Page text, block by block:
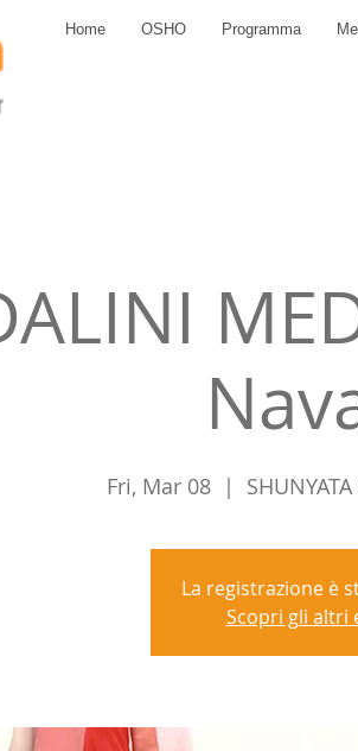
Home OSHO Programma
Fri, Mar 08
  |
La registrazione è
Scopri gli altri